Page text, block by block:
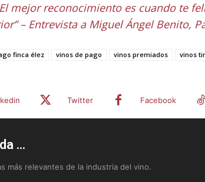
mejor reconocimiento es cuando te
– Entrevista a Miguel Ángel Benito,
finca élez vinos de pago vinos premiados vinos
Twitter Facebook
...
más relevantes de la industria del vino.